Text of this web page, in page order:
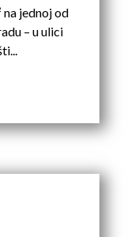
na jednoj od
– u ulici